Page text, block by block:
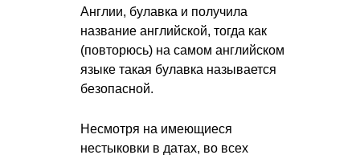
Англии, булавка и получила
название английской, тогда как
(повторюсь) на самом английском
языке такая булавка называется
безопасной.
Несмотря на имеющиеся
нестыковки в датах, во всех